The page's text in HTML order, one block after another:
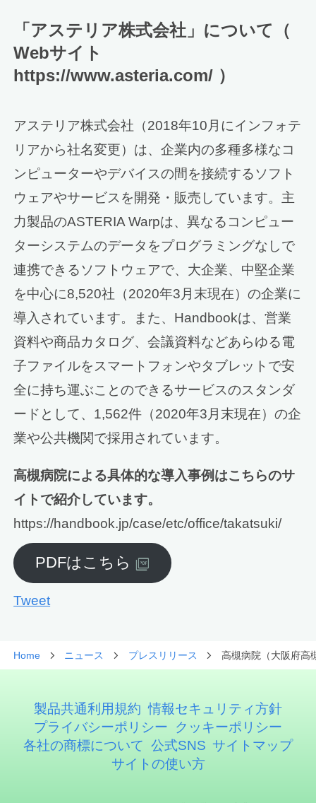
「アステリア株式会社」について（
Webサイト
https://www.asteria.com/ ）
アステリア株式会社（2018年10月にインフォテ
リアから社名変更）は、企業内の多種多様なコ
ンピューターやデバイスの間を接続するソフト
ウェアやサービスを開発・販売しています。主
力製品のASTERIA Warpは、異なるコンピュー
ターシステムのデータをプログラミングなしで
連携できるソフトウェアで、大企業、中堅企業
を中心に8,520社（2020年3月末現在）の企業に
導入されています。また、Handbookは、営業
資料や商品カタログ、会議資料などあらゆる電
子ファイルをスマートフォンやタブレットで安
全に持ち運ぶことのできるサービスのスタンダ
ードとして、1,562件（2020年3月末現在）の企
業や公共機関で採用されています。
高槻病院による具体的な導入事例はこちらのサ
イトで紹介しています。
https://handbook.jp/case/etc/office/takatsuki/
PDFはこちら
Tweet
Home ニュース プレスリリース 高槻病院（大阪府高
製品共通利用規約 情報セキュリティ方針
プライバシーポリシー
クッキーポリシー
各社の商標について 公式SNS サイトマップ
サイトの使い方